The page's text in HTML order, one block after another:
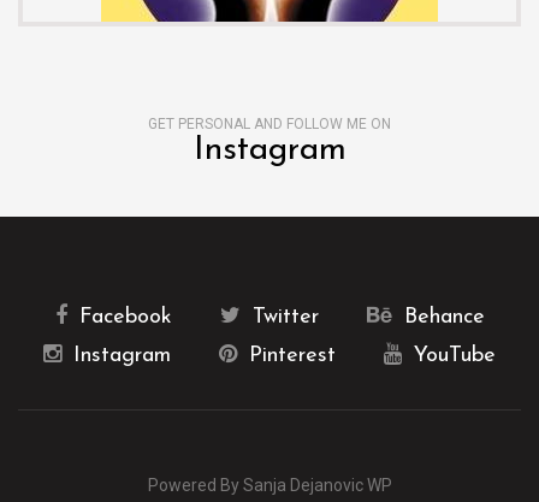
GET PERSONAL AND FOLLOW ME ON
Instagram
Facebook Twitter
Behance
Instagram
Pinterest YouTube
Powered By Sanja Dejanovic WP